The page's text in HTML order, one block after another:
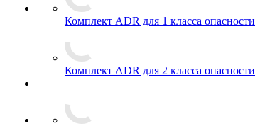
Комплект ADR для 1 класса опасности
Комплект ADR для 2 класса опасности